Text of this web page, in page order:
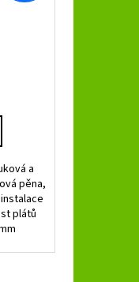
a
pěna,
plátů